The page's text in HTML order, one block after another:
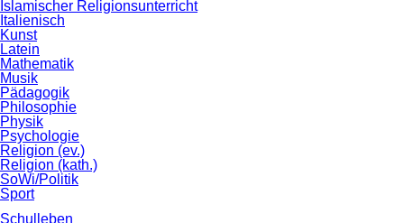
Islamischer Religionsunterricht
Italienisch
Kunst
Latein
Mathematik
Musik
Pädagogik
Philosophie
Physik
Psychologie
Religion (ev.)
Religion (kath.)
SoWi/Politik
Sport
Schulleben